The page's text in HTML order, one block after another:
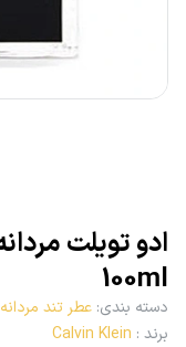
100ml
دسته بندی: عطر تند مردانه
برند :
Calvin Klein